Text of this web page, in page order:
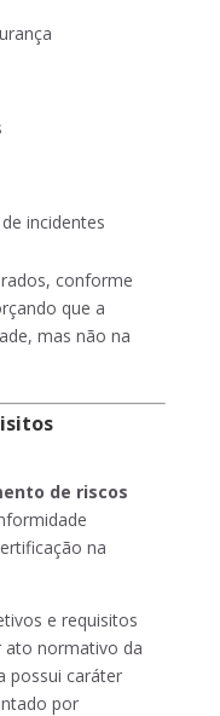
incidentes
conforme
que a
mas não na
de riscos
na
e requisitos
ato normativo da
possui caráter
por